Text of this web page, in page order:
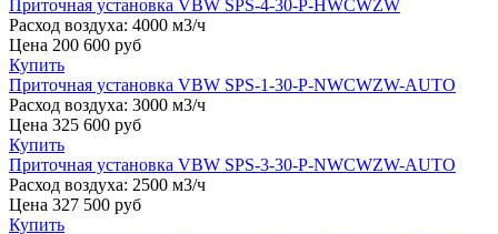
Приточная установка VBW SPS-4-30-P-HWCWZW
Расход воздуха: 4000 м3/ч
Цена 200 600 руб
Купить
Приточная установка VBW SPS-1-30-P-NWCWZW-AUTO
Расход воздуха: 3000 м3/ч
Цена 325 600 руб
Купить
Приточная установка VBW SPS-3-30-P-NWCWZW-AUTO
Расход воздуха: 2500 м3/ч
Цена 327 500 руб
Купить